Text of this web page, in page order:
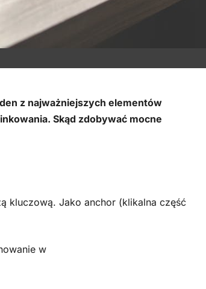
z najważniejszych elementów
Skąd zdobywać mocne
kluczową. Jako anchor (klikalna część
w